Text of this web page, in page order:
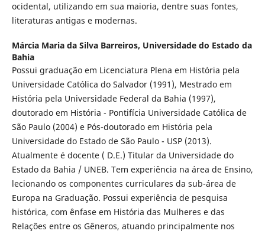
ocidental, utilizando em sua maioria, dentre suas fontes,
literaturas antigas e modernas.
Márcia Maria da Silva Barreiros, Universidade do Estado da
Bahia
Possui graduação em Licenciatura Plena em História pela
Universidade Católica do Salvador (1991), Mestrado em
História pela Universidade Federal da Bahia (1997),
doutorado em História - Pontifícia Universidade Católica de
São Paulo (2004) e Pós-doutorado em História pela
Universidade do Estado de São Paulo - USP (2013).
Atualmente é docente ( D.E.) Titular da Universidade do
Estado da Bahia / UNEB. Tem experiência na área de Ensino,
lecionando os componentes curriculares da sub-área de
Europa na Graduação. Possui experiência de pesquisa
histórica, com ênfase em História das Mulheres e das
Relações entre os Gêneros, atuando principalmente nos